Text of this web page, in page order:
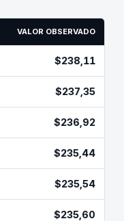
VALOR OBSERVADO
$238,11
$237,35
$236,92
$235,44
$235,54
$235,60